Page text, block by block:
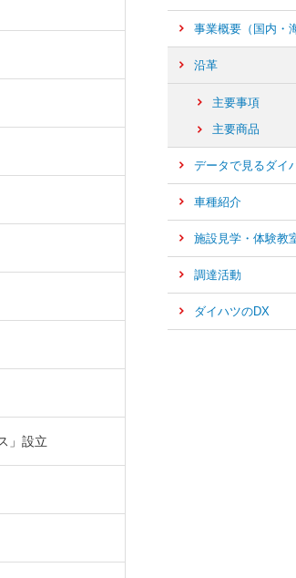
」設立
事業概要（国内・
沿革
主要事項
主要商品
データで見るダイ
車種紹介
施設見学・体験教
調達活動
ダイハツのDX